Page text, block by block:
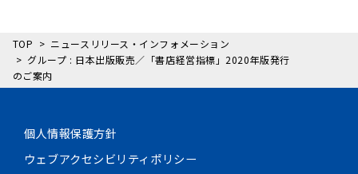
TOP
ニュースリリース・インフォメーション
グループ : 日本出版販売／「書店経営指標」2020年版発行
のご案内
個人情報保護方針
ウェブアクセシビリティポリシー